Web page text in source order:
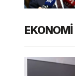
EKONOMİ